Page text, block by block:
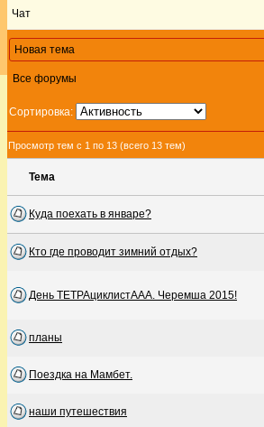
Чат
Новая тема
Все форумы
Сортировка:
Просмотр тем с 1 по 13 (всего 13 тем)
Тема
Куда поехать в январе?
Кто где проводит зимний отдых?
День ТЕТРАциклистААА. Черемша 2015!
планы
Поездка на Мамбет.
наши путешествия